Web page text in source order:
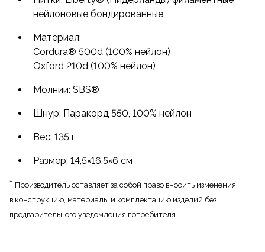
нейлоновые бондированные
Материал:
Cordura® 500d (100% нейлон)
Oxford 210d (100% нейлон)
Молнии: SBS®
Шнур: Паракорд 550, 100% нейлон
Вес: 135 г
Размер: 14,5×16,5×6 см
* Производитель оставляет за собой право вносить изменения
в конструкцию, материалы и комплектацию изделий без
предварительного уведомления потребителя